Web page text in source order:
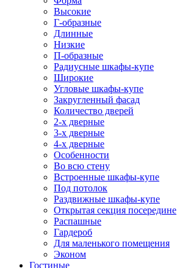
Высокие
Г-образные
Длинные
Низкие
П-образные
Радиусные шкафы-купе
Широкие
Угловые шкафы-купе
Закругленный фасад
Количество дверей
2-х дверные
3-х дверные
4-х дверные
Особенности
Во всю стену
Встроенные шкафы-купе
Под потолок
Раздвижные шкафы-купе
Открытая секция посередине
Распашные
Гардероб
Для маленького помещения
Эконом
Гостиные